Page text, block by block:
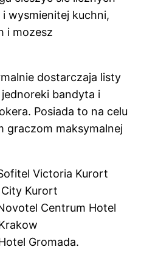
wysmienitej kuchni,
i mozesz
dostarczaja listy
bandyta i
Posiada to na celu
graczom maksymalnej
Victoria Kurort
Kurort
Centrum Hotel
Gromada.